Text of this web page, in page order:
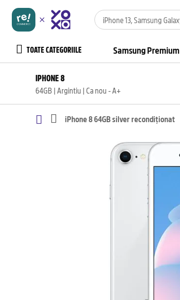
TOATE CATEGORIILE Samsung Premium
IPHONE 8
64GB | Argintiu | Ca nou - A+
iPhone 8 64GB silver recondiționat